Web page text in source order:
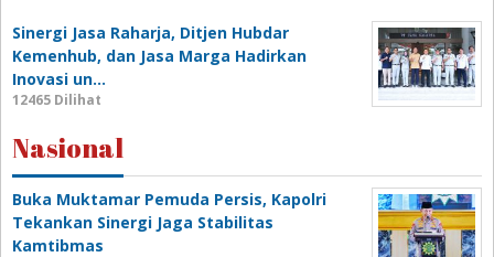
Sinergi Jasa Raharja, Ditjen Hubdar
Kemenhub, dan Jasa Marga Hadirkan
Inovasi un…
12465 Dilihat
Nasional
Buka Muktamar Pemuda Persis, Kapolri
Tekankan Sinergi Jaga Stabilitas
Kamtibmas